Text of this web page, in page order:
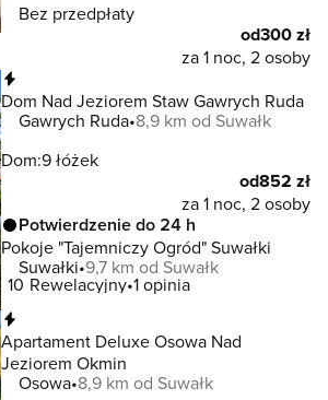
Bez przedpłaty
od300 zł
za 1 noc, 2 osoby
Dom Nad Jeziorem Staw Gawrych Ruda
Gawrych Ruda 8,9 km od Suwałk
Dom:9 łóżek
od852 zł
za 1 noc, 2 osoby
Potwierdzenie do 24 h
Pokoje "Tajemniczy Ogród" Suwałki
Suwałki 9,7 km od Suwałk
10 Rewelacyjny 1 opinia
Apartament Deluxe Osowa Nad
Jeziorem Okmin
Osowa 8,9 km od Suwałk